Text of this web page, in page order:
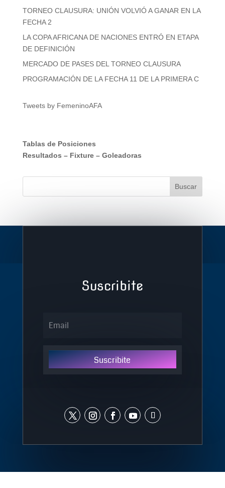
TORNEO CLAUSURA: UNIÓN VOLVIÓ A GANAR EN LA
FECHA 2
LA COPA AFRICANA DE NACIONES ENTRÓ EN ETAPA
DE DEFINICIÓN
MERCADO DE PASES DEL TORNEO CLAUSURA
PROGRAMACIÓN DE LA FECHA 11 DE LA PRIMERA C
Tweets by FemeninoAFA
Tablas de Posiciones
Resultados – Fixture– Goleadoras
Suscribite
Suscribite